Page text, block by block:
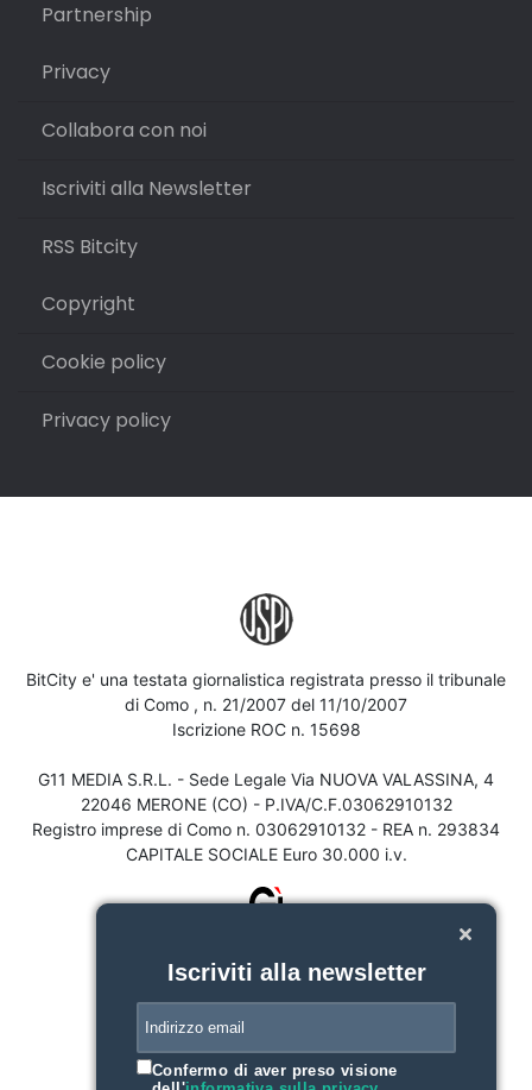
Partnership
Privacy
Collabora con noi
Iscriviti alla Newsletter
RSS Bitcity
Copyright
Cookie policy
Privacy policy
BitCity e' una testata giornalistica registrata presso il tribunale
di Como , n. 21/2007 del 11/10/2007
Iscrizione ROC n. 15698
G11 MEDIA S.R.L. - Sede Legale Via NUOVA VALASSINA, 4
22046 MERONE (CO) - P.IVA/C.F.03062910132
Registro imprese di Como n. 03062910132 - REA n. 293834
CAPITALE SOCIALE Euro 30.000 i.v.
Iscriviti alla newsletter
Confermo di aver preso visione